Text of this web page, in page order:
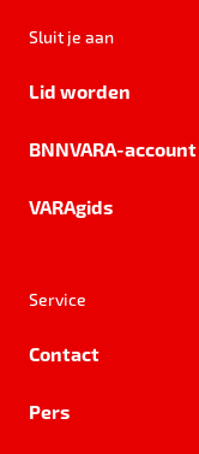
Sluit je aan
Lid worden
BNNVARA-account
VARAgids
Service
Contact
Pers